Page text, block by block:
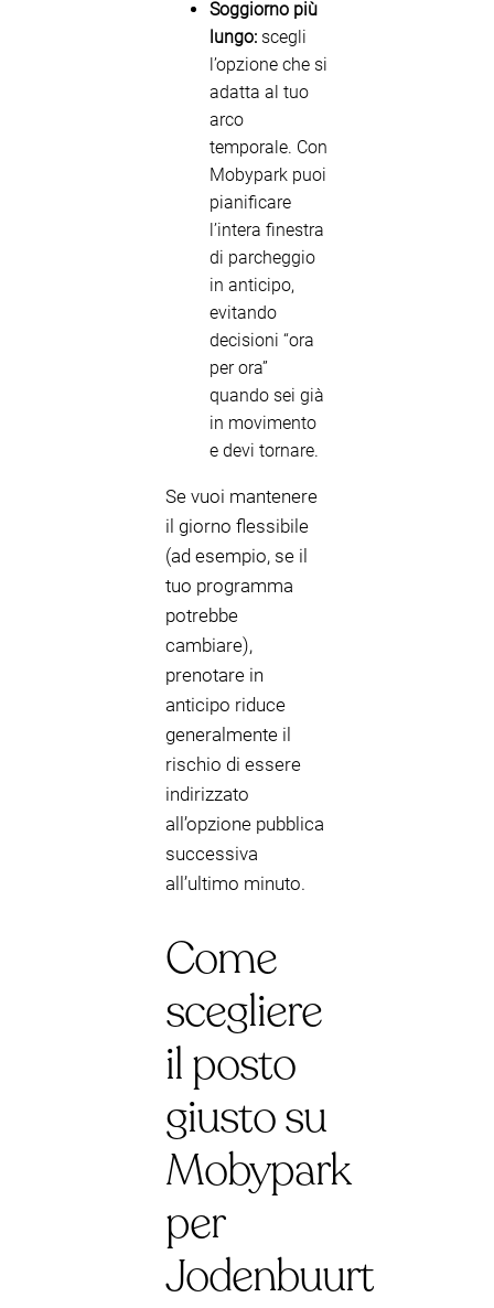
Soggiorno più
lungo: scegli
l’opzione che si
adatta al tuo
arco
temporale. Con
Mobypark puoi
pianificare
l’intera finestra
di parcheggio
in anticipo,
evitando
decisioni “ora
per ora”
quando sei già
in movimento
e devi tornare.
Se vuoi mantenere
il giorno flessibile
(ad esempio, se il
tuo programma
potrebbe
cambiare),
prenotare in
anticipo riduce
generalmente il
rischio di essere
indirizzato
all’opzione pubblica
successiva
all’ultimo minuto.
Come
scegliere
il posto
giusto su
Mobypark
per
Jodenbuurt